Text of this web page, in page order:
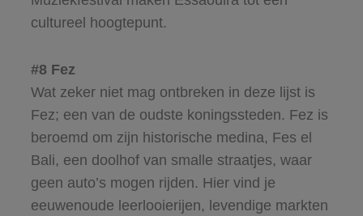
cultureel hoogtepunt.
#8 Fez
Wat zeker niet mag ontbreken in deze lijst is
Fez; een van de oudste koningssteden. Fez is
beroemd om zijn historische medina, Fes el
Bali, een doolhof van smalle straatjes, waar
geen auto’s mogen rijden. Hier vind je
eeuwenoude leerlooierijen, levendige markten